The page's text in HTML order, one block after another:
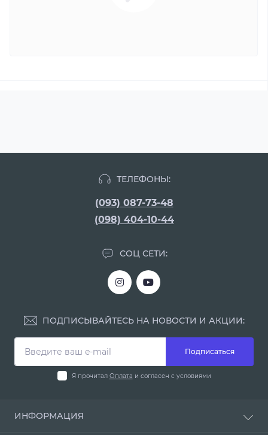
ТЕЛЕФОНЫ:
(093) 087-73-48
(098) 404-10-44
СОЦ СЕТИ:
ПОДПИСЫВАЙТЕСЬ НА НОВОСТИ И АКЦИИ:
Подписаться
Я прочитал Оплата и согласен с условиями
ИНФОРМАЦИЯ